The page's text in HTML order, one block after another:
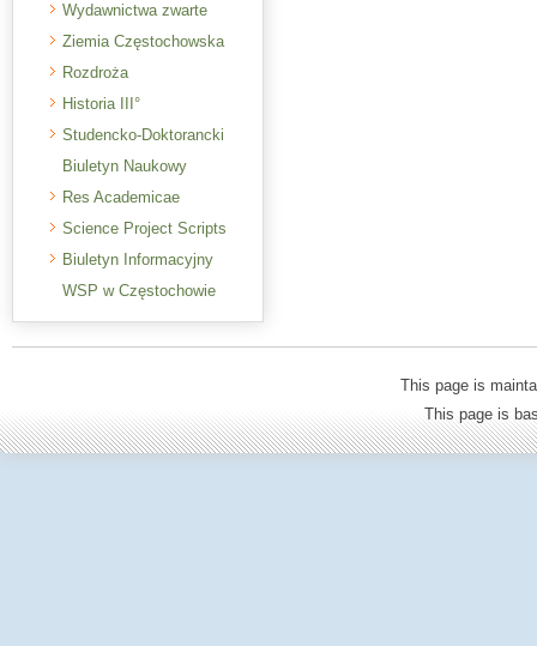
Wydawnictwa zwarte
Ziemia Częstochowska
Rozdroża
Historia III°
Studencko-Doktorancki
Biuletyn Naukowy
Res Academicae
Science Project Scripts
Biuletyn Informacyjny
WSP w Częstochowie
This page is
This page is